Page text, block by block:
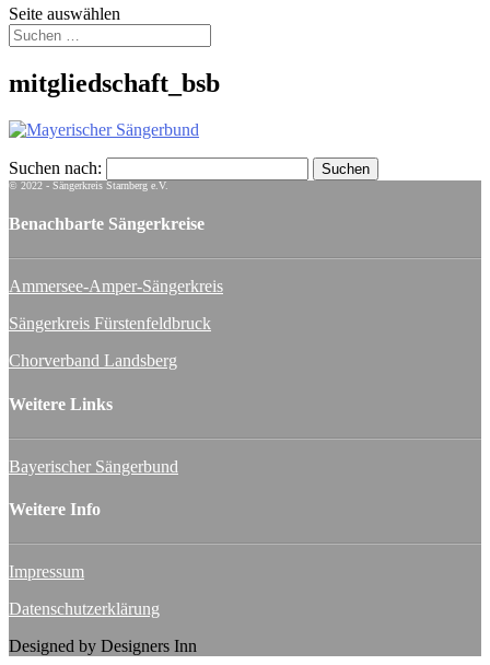
Seite auswählen
mitgliedschaft_bsb
Suchen nach:
© 2022 - Sängerkreis Starnberg e.V.
Benachbarte Sängerkreise
Ammersee-Amper-Sängerkreis
Sängerkreis Fürstenfeldbruck
Chorverband Landsberg
Weitere Links
Bayerischer Sängerbund
Weitere Info
Impressum
Datenschutzerklärung
Designed by Designers Inn